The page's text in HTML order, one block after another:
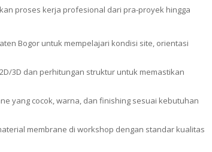
proses kerja profesional dari pra-proyek hingga
Bogor untuk mempelajari kondisi site, orientasi
3D dan perhitungan struktur untuk memastikan
yang cocok, warna, dan finishing sesuai kebutuhan
membrane di workshop dengan standar kualitas